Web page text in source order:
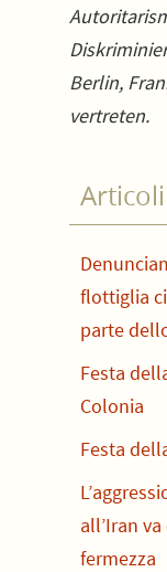
Berlin,
vertreten.
flottiglia
parte
Festa
Colonia
Festa
all’Iran
fermezza